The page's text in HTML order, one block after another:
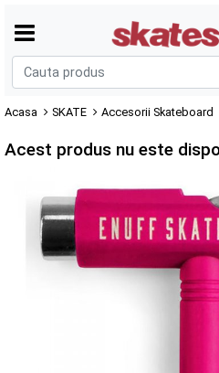
Acasa SKATE Accesorii Skateboard
Acest produs nu este